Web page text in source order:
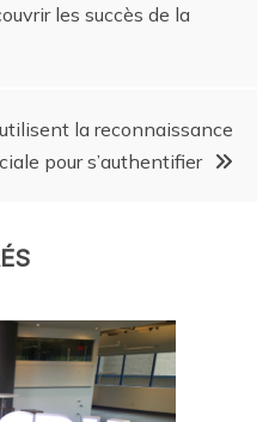
les succès de la
la reconnaissance
pour s’authentifier